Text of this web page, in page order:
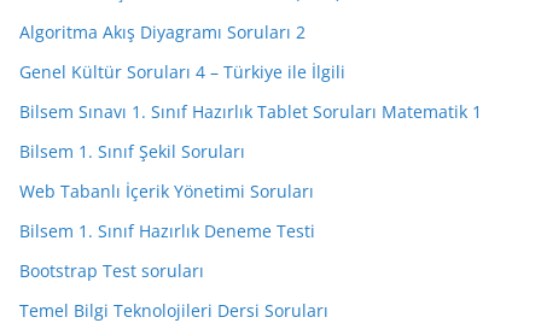
Algoritma Akış Diyagramı Soruları 2
Genel Kültür Soruları 4 – Türkiye ile İlgili
Bilsem Sınavı 1. Sınıf Hazırlık Tablet Soruları Matematik 1
Bilsem 1. Sınıf Şekil Soruları
Web Tabanlı İçerik Yönetimi Soruları
Bilsem 1. Sınıf Hazırlık Deneme Testi
Bootstrap Test soruları
Temel Bilgi Teknolojileri Dersi Soruları